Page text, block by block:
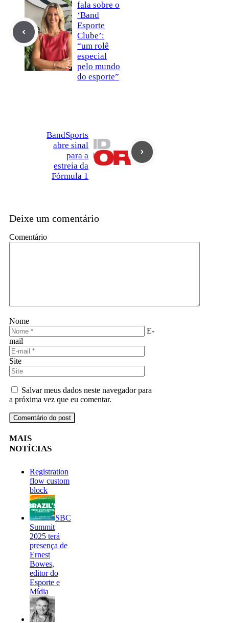
fala sobre o
‘Band
Esporte
Clube’:
“um rolê
especial
pelo mundo
do esporte”
BandSports
abre sinal
para a
estreia da
Fórmula 1
Deixe um comentário
Comentário
Nome
E-
mail
Site
Salvar meus dados neste navegador para
a próxima vez que eu comentar.
MAIS
NOTÍCIAS
Registration
flow custom
block
SBC
Summit
2025 terá
presença de
Ernest
Bowes,
editor do
Esporte e
Mídia